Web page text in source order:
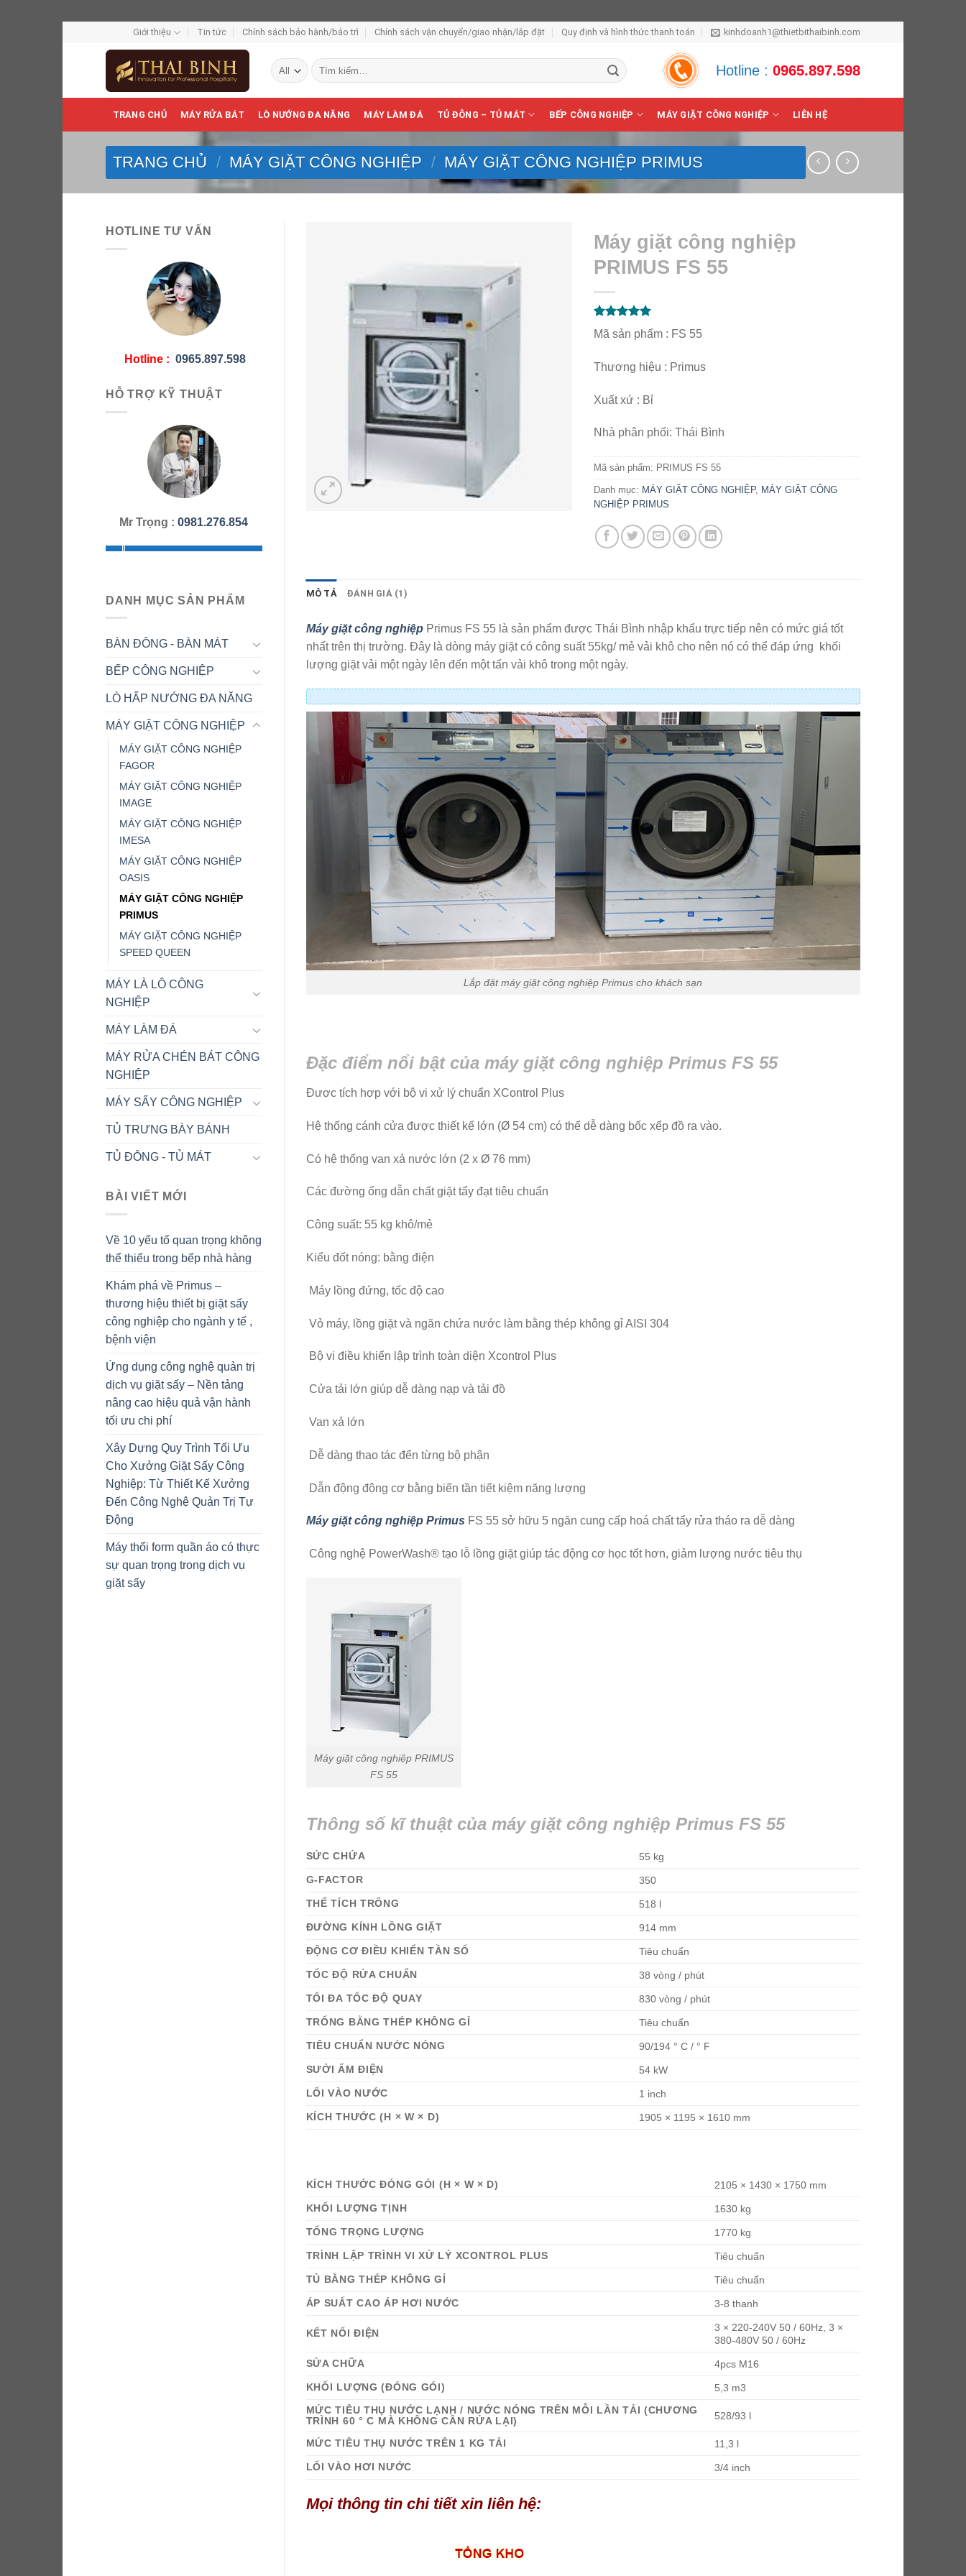
Giới thiệu Tin tức Chính sách bảo hành/bảo trì Chính sách vận chuyển/giao nhận/lắp đặt Quy định và hình thức thanh toán kinhdoanh1@thietbithaibinh.com
Tìm
kiếm:
Hotline : 0965.897.598
TRANG CHỦ MÁY RỬA BÁT LÒ NƯỚNG ĐA NĂNG MÁY LÀM ĐÁ TỦ ĐÔNG – TỦ MÁT BẾP CÔNG NGHIỆP MÁY GIẶT CÔNG NGHIỆP LIÊN HỆ
TRANG CHỦ / MÁY GIẶT CÔNG NGHIỆP / MÁY GIẶT CÔNG NGHIỆP PRIMUS
HOTLINE TƯ VẤN
Hotline :0965.897.598
HỖ TRỢ KỸ THUẬT
Mr Trọng :0981.276.854
DANH MỤC SẢN PHẨM
BÀN ĐÔNG - BÀN MÁT
BẾP CÔNG NGHIỆP
LÒ HẤP NƯỚNG ĐA NĂNG
MÁY GIẶT CÔNG NGHIỆP
MÁY GIẶT CÔNG NGHIỆP
FAGOR
MÁY GIẶT CÔNG NGHIỆP
IMAGE
MÁY GIẶT CÔNG NGHIỆP
IMESA
MÁY GIẶT CÔNG NGHIỆP
OASIS
MÁY GIẶT CÔNG NGHIỆP
PRIMUS
MÁY GIẶT CÔNG NGHIỆP
SPEED QUEEN
MÁY LÀ LÔ CÔNG
NGHIỆP
MÁY LÀM ĐÁ
MÁY RỬA CHÉN BÁT CÔNG
NGHIỆP
MÁY SẤY CÔNG NGHIỆP
TỦ TRƯNG BÀY BÁNH
TỦ ĐÔNG - TỦ MÁT
BÀI VIẾT MỚI
Về 10 yếu tố quan trọng không
thể thiếu trong bếp nhà hàng
Khám phá về Primus –
thương hiệu thiết bị giặt sấy
công nghiệp cho ngành y tế ,
bệnh viện
Ứng dụng công nghệ quản trị
dịch vụ giặt sấy – Nền tảng
nâng cao hiệu quả vận hành
tối ưu chi phí
Xây Dựng Quy Trình Tối Ưu
Cho Xưởng Giặt Sấy Công
Nghiệp: Từ Thiết Kế Xưởng
Đến Công Nghệ Quản Trị Tự
Động
Máy thổi form quần áo có thực
sự quan trọng trong dịch vụ
giặt sấy
Máy giặt công nghiệp
PRIMUS FS 55
5.00
trên 5
dựa trên
1Mã sản phẩm : FS 55
Thương hiệu : Primus
Xuất xứ : Bỉ
Nhà phân phối: Thái Bình
Mã sản phẩm: PRIMUS FS 55
Danh mục: MÁY GIẶT CÔNG NGHIỆP, MÁY GIẶT CÔNG
NGHIỆP PRIMUS
MÔ TẢ ĐÁNH GIÁ (1)
Máy giặt công nghiệpPrimus FS 55 là sản phẩm được Thái Bình nhập khẩu trực tiếp nên có mức giá tốt
nhất trên thị trường. Đây là dòng máy giặt có công suất 55kg/ mẻ vải khô cho nên nó có thể đáp ứng khối
lượng giặt vải một ngày lên đến một tấn vải khô trong một ngày.
Lắp đặt máy giặt công nghiệp Primus cho khách sạn
Đặc điểm nổi bật của máy giặt công nghiệp Primus FS 55
Được tích hợp với bộ vi xử lý chuẩn XControl Plus
Hệ thống cánh cửa được thiết kế lớn (Ø 54 cm) có thể dễ dàng bốc xếp đồ ra vào.
Có hệ thống van xả nước lớn (2 x Ø 76 mm)
Các đường ống dẫn chất giặt tẩy đạt tiêu chuẩn
Công suất: 55 kg khô/mẻ
Kiểu đốt nóng: bằng điện
Máy lồng đứng, tốc độ cao
Vỏ máy, lồng giặt và ngăn chứa nước làm bằng thép không gỉ AISI 304
Bộ vi điều khiển lập trình toàn diện Xcontrol Plus
Cửa tải lớn giúp dễ dàng nạp và tải đồ
Van xả lớn
Dễ dàng thao tác đến từng bộ phận
Dẫn động động cơ bằng biến tần tiết kiệm năng lượng
Máy giặt công nghiệp Primus FS 55 sở hữu 5 ngăn cung cấp hoá chất tẩy rửa tháo ra dễ dàng
Công nghệ PowerWash® tạo lỗ lồng giặt giúp tác động cơ học tốt hơn, giảm lượng nước tiêu thụ
Máy giặt công nghiệp PRIMUS
FS 55
Thông số kĩ thuật của máy giặt công nghiệp Primus FS 55
SỨC CHỨA
55 kg
G-FACTOR
350
THỂ TÍCH TRỐNG
518 l
ĐƯỜNG KÍNH LỒNG GIẶT
914 mm
ĐỘNG CƠ ĐIỀU KHIỂN TẦN SỐ
Tiêu chuẩn
TỐC ĐỘ RỬA CHUẨN
38 vòng / phút
TỐI ĐA TỐC ĐỘ QUAY
830 vòng / phút
TRỐNG BẰNG THÉP KHÔNG GỈ
Tiêu chuẩn
TIÊU CHUẨN NƯỚC NÓNG
90/194 ° C / ° F
SƯỞI ẤM ĐIỆN
54 kW
LỐI VÀO NƯỚC
1 inch
KÍCH THƯỚC (H × W × D)
1905 × 1195 × 1610 mm
KÍCH THƯỚC ĐÓNG GÓI (H × W × D)
2105 × 1430 × 1750 mm
KHỐI LƯỢNG TỊNH
1630 kg
TỔNG TRỌNG LƯỢNG
1770 kg
TRÌNH LẬP TRÌNH VI XỬ LÝ XCONTROL PLUS
Tiêu chuẩn
TỦ BẰNG THÉP KHÔNG GỈ
Tiêu chuẩn
ÁP SUẤT CAO ÁP HƠI NƯỚC
3-8 thanh
KẾT NỐI ĐIỆN
3 × 220-240V 50 / 60Hz, 3 ×
380-480V 50 / 60Hz
SỬA CHỮA
4pcs M16
KHỐI LƯỢNG (ĐÓNG GÓI)
5,3 m3
MỨC TIÊU THỤ NƯỚC LẠNH / NƯỚC NÓNG TRÊN MỖI LẦN TẢI (CHƯƠNG
TRÌNH 60 ° C MÀ KHÔNG CẦN RỬA LẠI)
528/93 l
MỨC TIÊU THỤ NƯỚC TRÊN 1 KG TẢI
11,3 l
LỐI VÀO HƠI NƯỚC
3/4 inch
Mọi thông tin chi tiết xin liên hệ: